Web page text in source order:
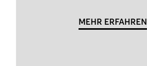
MEHR ERFAHREN